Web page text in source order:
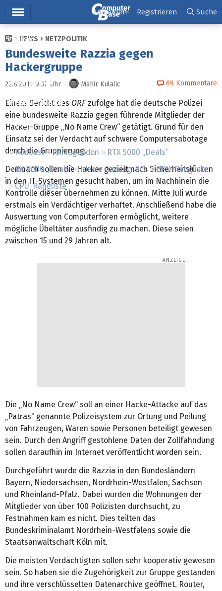
Ticker
Tests
Downloads
Preisvergleich
Forum
Podcast RAMageddon
RTX 5000 „Deals“
RX 9000 „Deals“
Ideale Gaming-PCs
GPU-Rangliste
CPU-Rangliste
Anmelden Registrieren Suche
NEWS NETZPOLITIK
Bundesweite Razzia gegen
Hackergruppe
22.8.2011 9:37 Uhr Mahir Kulalic 69 Kommentare
Einem Bericht des ORFzufolge hat die deutsche Polizei
eine bundesweite Razzia gegen führende Mitglieder der
Hacker-Gruppe „No Name Crew“ getätigt. Grund für den
Einsatz sei der Verdacht auf schwere Computersabotage
durch die Gruppierung.
Demnach sollen die Hacker gezielt nach Sicherheitslücken
in den IT-Systemen gesucht haben, um im Nachhinein die
Kontrolle dieser übernehmen zu können. Mitte Juli wurde
erstmals ein Verdächtiger verhaftet. Anschließend habe die
Auswertung von Computerforen ermöglicht, weitere
mögliche Übeltäter ausfindig zu machen. Diese seien
zwischen 15 und 29 Jahren alt.
Die „No Name Crew“ soll an einer Hacke-Attacke auf das
„Patras“ genannte Polizeisystem zur Ortung und Peilung
von Fahrzeugen, Waren sowie Personen beteiligt gewesen
sein. Durch den Angriff gestohlene Daten der Zollfahndung
sollen daraufhin im Internet veröffentlicht worden sein.
Durchgeführt wurde die Razzia in den Bundesländern
Bayern, Niedersachsen, Nordrhein-Westfalen, Sachsen
und Rheinland-Pfalz. Dabei wurden die Wohnungen der
Mitglieder von über 100 Polizisten durchsucht, zu
Festnahmen kam es nicht. Dies teilten das
Bundeskriminalamt Nordrhein-Westfalens sowie die
Staatsanwaltschaft Köln mit.
Die meisten Verdächtigten sollen sehr kooperativ gewesen
sein. So haben sie die Zugehörigkeit zur Gruppe gestanden
und ihre verschlüsselten Datenarchive geöffnet. Router,